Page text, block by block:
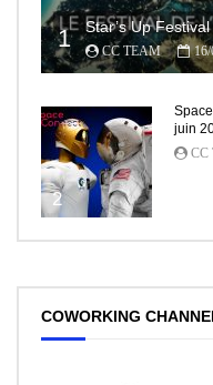
1 Star’s Up
CC TEAM
2
juin
CC
COWORKING